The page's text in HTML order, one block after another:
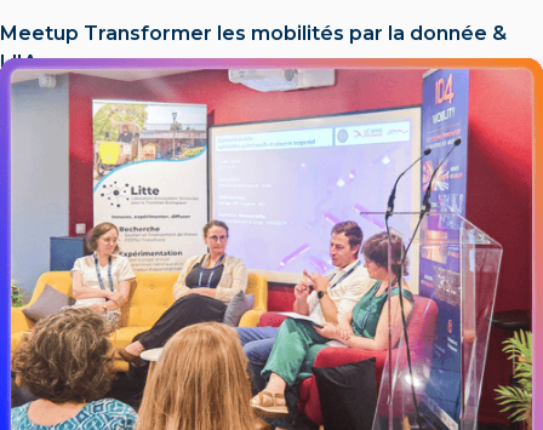
Meetup Transformer les mobilités par la donnée &
L'IA​
LIRE L'ACTU